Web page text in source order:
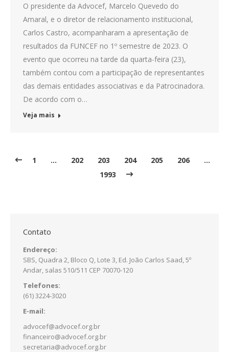
O presidente da Advocef, Marcelo Quevedo do
Amaral, e o diretor de relacionamento institucional,
Carlos Castro, acompanharam a apresentação de
resultados da FUNCEF no 1º semestre de 2023. O
evento que ocorreu na tarde da quarta-feira (23),
também contou com a participação de representantes
das demais entidades associativas e da Patrocinadora.
De acordo com o…
Veja mais
1 … 202 203 204 205 206
…
1993
Contato
Endereço:
SBS, Quadra 2, Bloco Q, Lote 3, Ed. João Carlos Saad, 5º
Andar, salas 510/511 CEP 70070-120
Telefones:
(61) 3224-3020
E-mail:
advocef@advocef.org.br
financeiro@advocef.org.br
secretaria@advocef.org.br